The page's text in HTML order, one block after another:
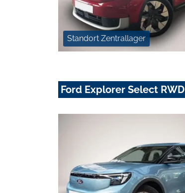
Standort Zentrallager
Ford Explorer Select RWD